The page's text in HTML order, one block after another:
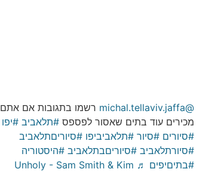
@michal.tellaviv.jaffa
רשמו בתגובות אם אתם
מכירים עוד בתים שאסור לפספס #תלאביב #יפו
#סיורים #סיור #תלאביביפו #סיוריםתלאביב
#סיורתלאביב #סיוריםבתלאביב #היסטוריה
#בתיםיפים
♬ Unholy - Sam Smith & Kim